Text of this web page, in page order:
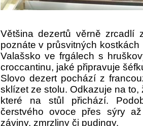
Většina dezertů věrně zrcadlí
poznáte v průsvitných
Valašsko ve frgálech s
croccantinu, jaké připravuje
Slovo dezert pochází z
sklízet ze stolu. Odkazuje na
které na stůl přichází.
čerstvého ovoce přes sýry
záviny, zmrzliny či pudingy.